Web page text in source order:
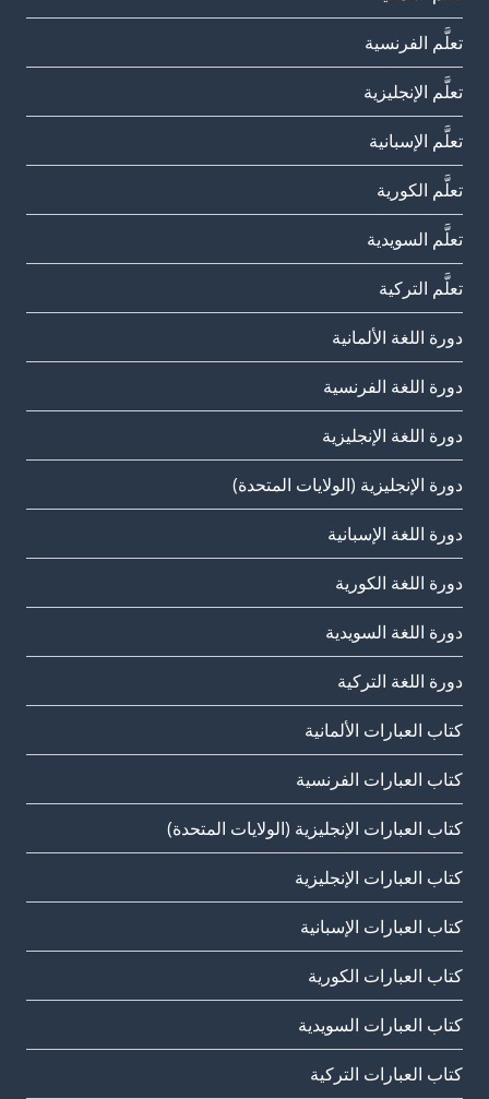
تعلَّم الفرنسية
تعلَّم الإنجليزية
تعلَّم الإسبانية
تعلَّم الكورية
تعلَّم السويدية
تعلَّم التركية
دورة اللغة الألمانية
دورة اللغة الفرنسية
دورة اللغة الإنجليزية
دورة الإنجليزية (الولايات المتحدة)
دورة اللغة الإسبانية
دورة اللغة الكورية
دورة اللغة السويدية
دورة اللغة التركية
كتاب العبارات الألمانية
كتاب العبارات الفرنسية
كتاب العبارات الإنجليزية (الولايات المتحدة)
كتاب العبارات الإنجليزية
كتاب العبارات الإسبانية
كتاب العبارات الكورية
كتاب العبارات السويدية
كتاب العبارات التركية